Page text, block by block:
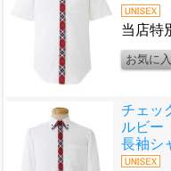
当店特
チェッ
ルビー
長袖シ